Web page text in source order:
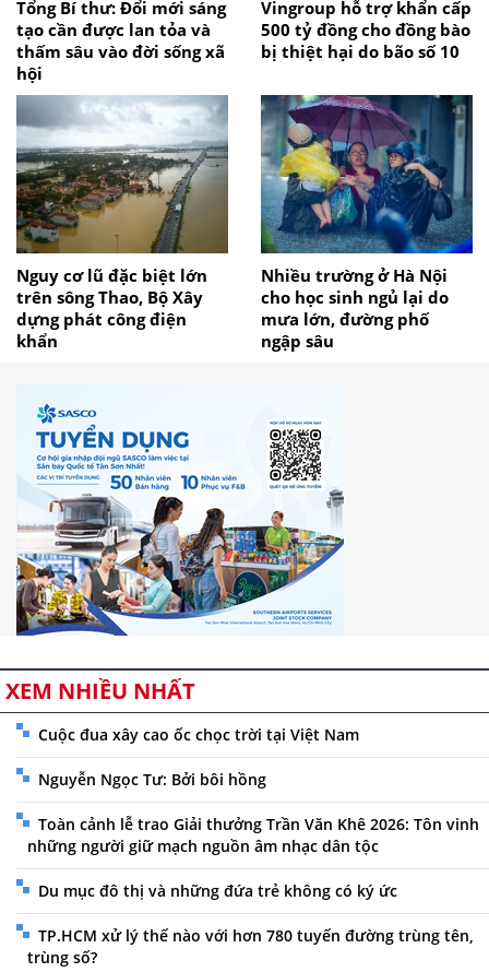
Tổng Bí thư: Đổi mới sáng
tạo cần được lan tỏa và
thấm sâu vào đời sống xã
hội
Vingroup hỗ trợ khẩn cấp
500 tỷ đồng cho đồng bào
bị thiệt hại do bão số 10
Nguy cơ lũ đặc biệt lớn
trên sông Thao, Bộ Xây
dựng phát công điện
khẩn
Nhiều trường ở Hà Nội
cho học sinh ngủ lại do
mưa lớn, đường phố
ngập sâu
XEM NHIỀU NHẤT
Cuộc đua xây cao ốc chọc trời tại Việt Nam
Nguyễn Ngọc Tư: Bởi bôi hồng
Toàn cảnh lễ trao Giải thưởng Trần Văn Khê 2026: Tôn vinh
những người giữ mạch nguồn âm nhạc dân tộc
Du mục đô thị và những đứa trẻ không có ký ức
TP.HCM xử lý thế nào với hơn 780 tuyến đường trùng tên,
trùng số?